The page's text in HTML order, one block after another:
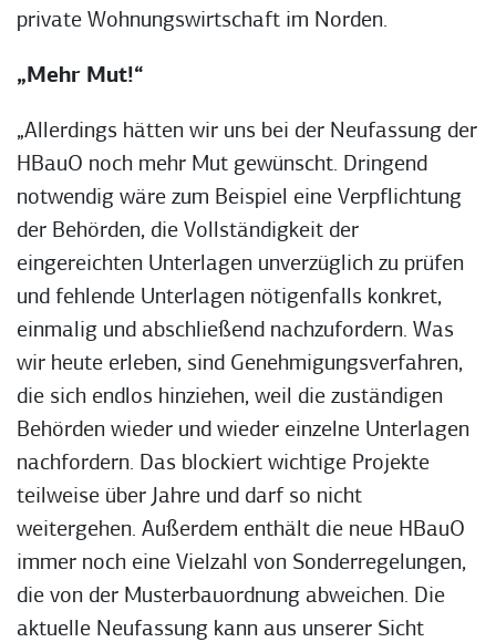
private Wohnungswirtschaft im Norden.
„Mehr Mut!“
„Allerdings hätten wir uns bei der Neufassung der
HBauO noch mehr Mut gewünscht. Dringend
notwendig wäre zum Beispiel eine Verpflichtung
der Behörden, die Vollständigkeit der
eingereichten Unterlagen unverzüglich zu prüfen
und fehlende Unterlagen nötigenfalls konkret,
einmalig und abschließend nachzufordern. Was
wir heute erleben, sind Genehmigungsverfahren,
die sich endlos hinziehen, weil die zuständigen
Behörden wieder und wieder einzelne Unterlagen
nachfordern. Das blockiert wichtige Projekte
teilweise über Jahre und darf so nicht
weitergehen. Außerdem enthält die neue HBauO
immer noch eine Vielzahl von Sonderregelungen,
die von der Musterbauordnung abweichen. Die
aktuelle Neufassung kann aus unserer Sicht